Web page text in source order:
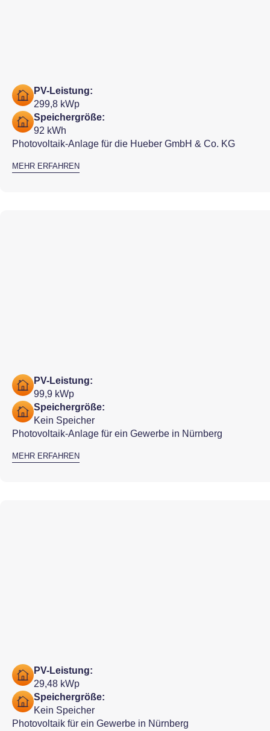
PV-Leistung:
299,8 kWp
Speichergröße:
92 kWh
Photovoltaik-Anlage für die Hueber GmbH & Co. KG
MEHR ERFAHREN
PV-Leistung:
99,9 kWp
Speichergröße:
Kein Speicher
Photovoltaik-Anlage für ein Gewerbe in Nürnberg
MEHR ERFAHREN
PV-Leistung:
29,48 kWp
Speichergröße:
Kein Speicher
Photovoltaik für ein Gewerbe in Nürnberg